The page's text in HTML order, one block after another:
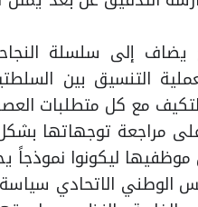
إلى سلسلة
التنسيق بين
مع كل متطلبات
مراجعة توجهاتها
موظفيها ليكونوا
الوطني الاتحادي